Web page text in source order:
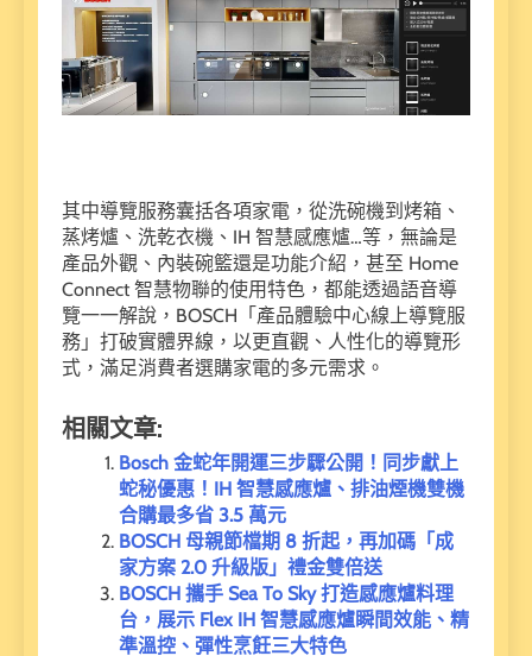
其中導覽服務囊括各項家電，從洗碗機到烤箱、
蒸烤爐、洗乾衣機、IH 智慧感應爐…等，無論是
產品外觀、內裝碗籃還是功能介紹，甚至 Home
Connect 智慧物聯的使用特色，都能透過語音導
覽一一解說，BOSCH「產品體驗中心線上導覽服
務」打破實體界線，以更直觀、人性化的導覽形
式，滿足消費者選購家電的多元需求。
相關文章:
Bosch 金蛇年開運三步驟公開！同步獻上
蛇秘優惠！IH 智慧感應爐、排油煙機雙機
合購最多省 3.5 萬元
BOSCH 母親節檔期 8 折起，再加碼「成
家方案 2.0 升級版」禮金雙倍送
BOSCH 攜手 Sea To Sky 打造感應爐料理
台，展示 Flex IH 智慧感應爐瞬間效能、精
準溫控、彈性烹飪三大特色